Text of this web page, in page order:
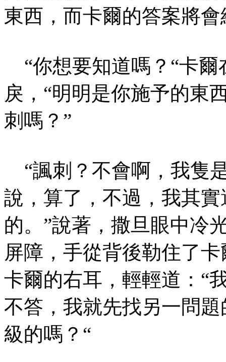
東西，而卡爾的答案將
“你想要知道嗎？“卡爾
戾，“明明是你施予的東
刺嗎？”
“諷刺？不會啊，我隻
說，算了，不過，我其
的。”說著，撒旦眼中冷
屏障，手從背後勒住了
卡爾的右耳，輕輕道：“
不答，我就先找另一問
級的嗎？“